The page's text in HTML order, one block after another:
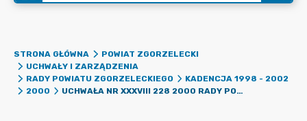
STRONA GŁÓWNA
POWIAT ZGORZELECKI
UCHWAŁY I ZARZĄDZENIA
RADY POWIATU ZGORZELECKIEGO
KADENCJA 1998 - 2002
2000
UCHWAŁA NR XXXVIII 228 2000 RADY POWIATU ZGORZELECKIEGO Z DNIA 28 GRUDNIA 2000 R. W SPRAWIE ZMIANY BUDŻETU POWIATU ZGORZELECKIEGO NA 2000 ROK W CZĘŚCI DOTYCZĄCEJ PRZYCHODÓW I WYDATKÓW ŚRODKÓW SPECJALNYCH JEDNOSTEK BUDŻETOWYCH.